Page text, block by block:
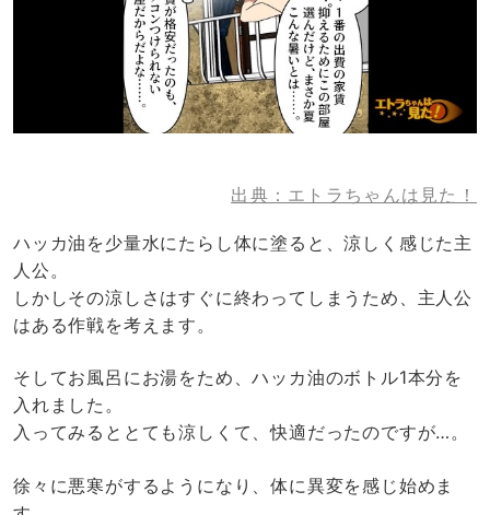
出典：エトラちゃんは見た！
ハッカ油を少量水にたらし体に塗ると、涼しく感じた主
人公。
しかしその涼しさはすぐに終わってしまうため、主人公
はある作戦を考えます。
そしてお風呂にお湯をため、ハッカ油のボトル1本分を
入れました。
入ってみるととても涼しくて、快適だったのですが…。
徐々に悪寒がするようになり、体に異変を感じ始めま